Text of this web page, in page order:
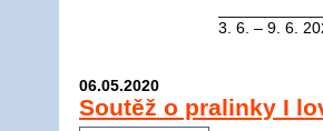
3. 6. – 9. 6.
06.05.2020
Soutěž o pralinky I